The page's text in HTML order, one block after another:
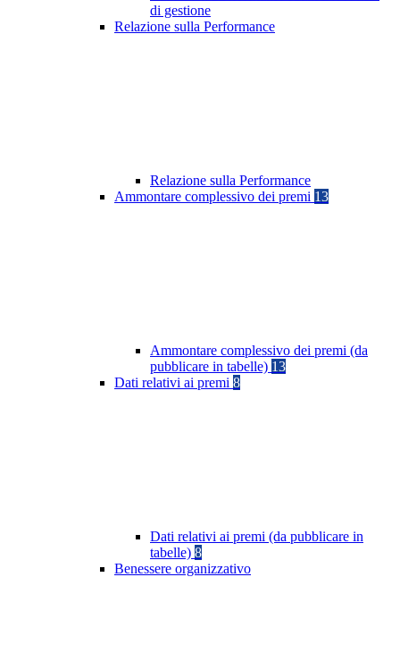
di gestione
Relazione sulla Performance
Relazione sulla Performance
Ammontare complessivo dei premi 13
Ammontare complessivo dei premi (da
pubblicare in tabelle) 13
Dati relativi ai premi 8
Dati relativi ai premi (da pubblicare in
tabelle) 8
Benessere organizzativo